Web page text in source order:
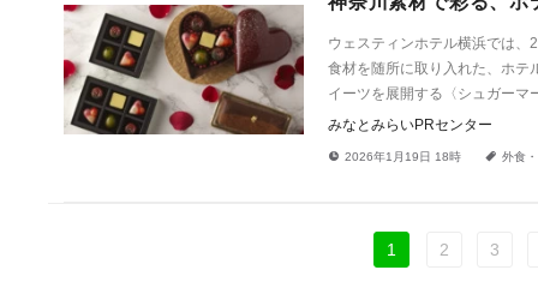
ウェスティンホテル横浜では
食材を随所に取り入れた、ホテ
イーツを展開する〈シュガーマ
みなとみらいPRセンター
! 2026年1月19日 18時 a 外食
1 2 3